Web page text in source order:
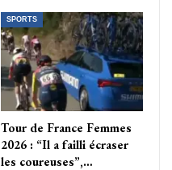
SPORTS
Tour de France Femmes
2026 : “Il a failli écraser
les coureuses”,…